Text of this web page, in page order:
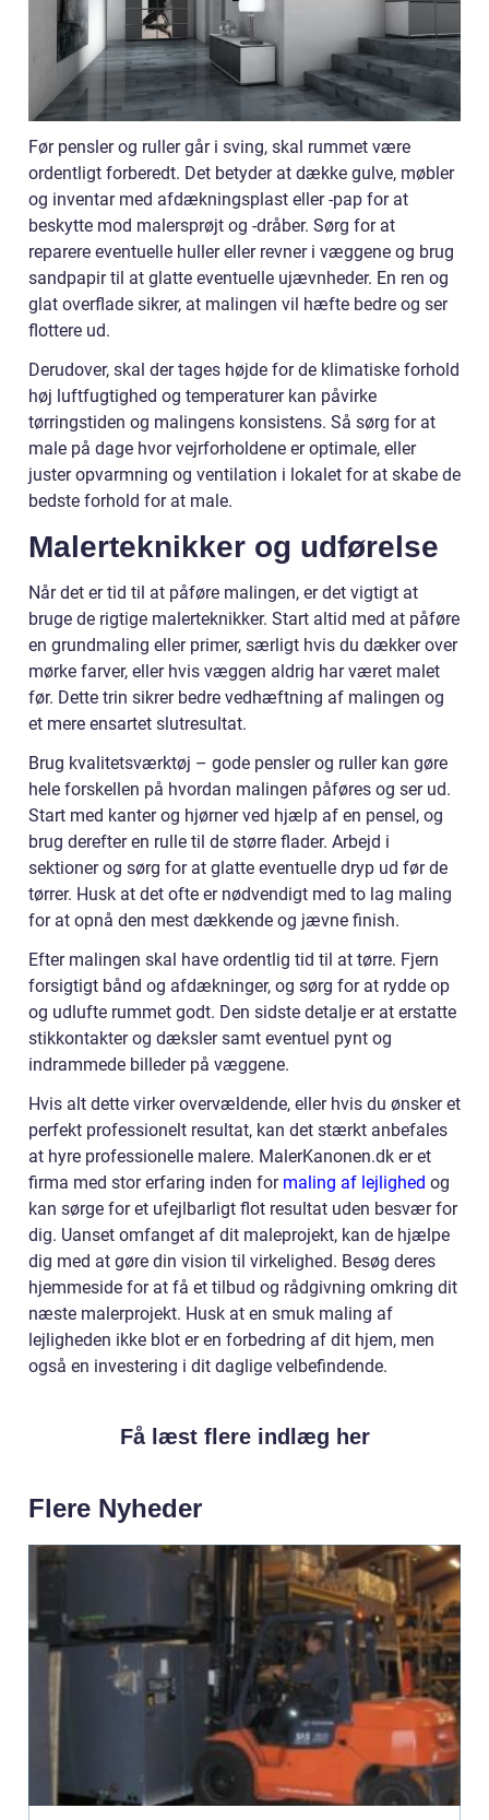
Før pensler og ruller går i sving, skal rummet være
ordentligt forberedt. Det betyder at dække gulve, møbler
og inventar med afdækningsplast eller -pap for at
beskytte mod malersprøjt og -dråber. Sørg for at
reparere eventuelle huller eller revner i væggene og brug
sandpapir til at glatte eventuelle ujævnheder. En ren og
glat overflade sikrer, at malingen vil hæfte bedre og ser
flottere ud.
Derudover, skal der tages højde for de klimatiske forhold
høj luftfugtighed og temperaturer kan påvirke
tørringstiden og malingens konsistens. Så sørg for at
male på dage hvor vejrforholdene er optimale, eller
juster opvarmning og ventilation i lokalet for at skabe de
bedste forhold for at male.
Malerteknikker og udførelse
Når det er tid til at påføre malingen, er det vigtigt at
bruge de rigtige malerteknikker. Start altid med at påføre
en grundmaling eller primer, særligt hvis du dækker over
mørke farver, eller hvis væggen aldrig har været malet
før. Dette trin sikrer bedre vedhæftning af malingen og
et mere ensartet slutresultat.
Brug kvalitetsværktøj – gode pensler og ruller kan gøre
hele forskellen på hvordan malingen påføres og ser ud.
Start med kanter og hjørner ved hjælp af en pensel, og
brug derefter en rulle til de større flader. Arbejd i
sektioner og sørg for at glatte eventuelle dryp ud før de
tørrer. Husk at det ofte er nødvendigt med to lag maling
for at opnå den mest dækkende og jævne finish.
Efter malingen skal have ordentlig tid til at tørre. Fjern
forsigtigt bånd og afdækninger, og sørg for at rydde op
og udlufte rummet godt. Den sidste detalje er at erstatte
stikkontakter og dæksler samt eventuel pynt og
indrammede billeder på væggene.
Hvis alt dette virker overvældende, eller hvis du ønsker et
perfekt professionelt resultat, kan det stærkt anbefales
at hyre professionelle malere. MalerKanonen.dk er et
firma med stor erfaring inden for maling af lejlighed og
kan sørge for et ufejlbarligt flot resultat uden besvær for
dig. Uanset omfanget af dit maleprojekt, kan de hjælpe
dig med at gøre din vision til virkelighed. Besøg deres
hjemmeside for at få et tilbud og rådgivning omkring dit
næste malerprojekt. Husk at en smuk maling af
lejligheden ikke blot er en forbedring af dit hjem, men
også en investering i dit daglige velbefindende.
Få læst flere indlæg her
Flere Nyheder